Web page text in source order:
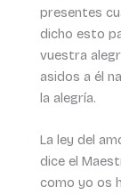
presentes
dicho esto
vuestra
asidos a él
la alegría.
La ley del
dice el
como yo os